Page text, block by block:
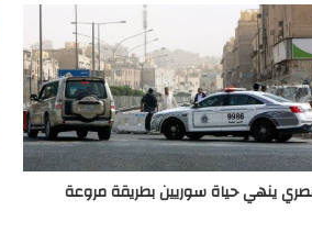
ينهي حياة سوريين بطريقة مروعة